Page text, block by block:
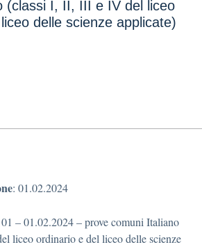
(classi I, II, III e IV del liceo
delle scienze applicate)
: 01.02.2024
– 01.02.2024 – prove comuni Italiano
liceo ordinario e del liceo delle scienze